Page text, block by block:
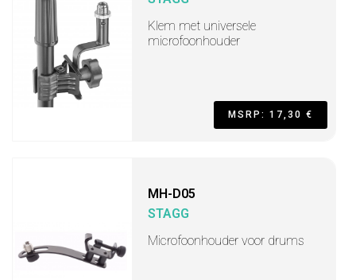
Klem met universele
microfoonhouder
MSRP: 17,30 €
MH-D05
STAGG
Microfoonhouder voor drums